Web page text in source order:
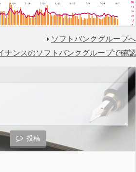
ソフトバンクグループへ
ナンスのソフトバンクグループで確認
投稿